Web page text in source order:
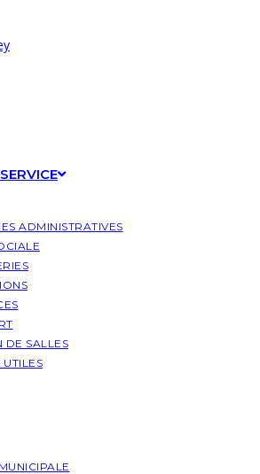
ADMINISTRATIVES
DE SALLES